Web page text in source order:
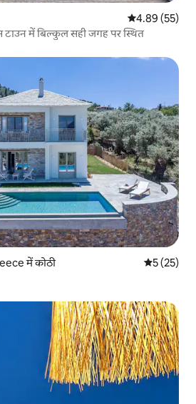
औसत रेटिंग 5 में
4.89 (55)
टाउन में बिल्कुल सही जगह पर स्थित
में कोठी औसत रेटिंग
5 (25)